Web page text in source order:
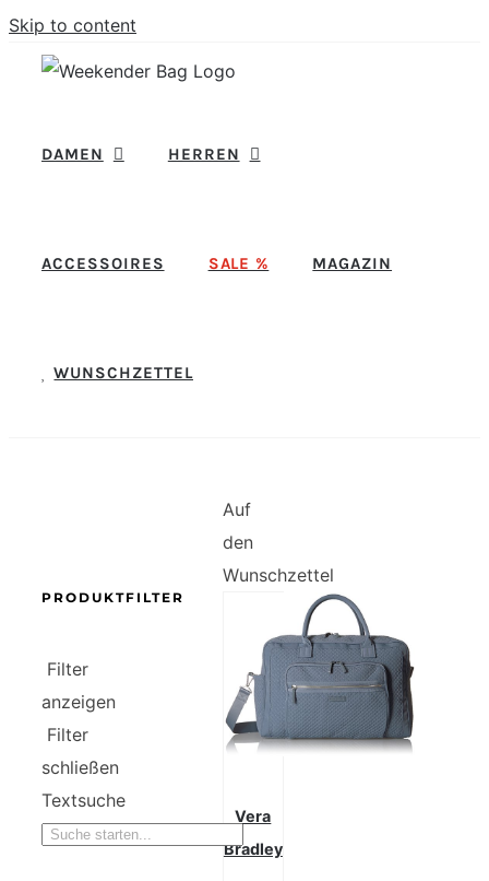
Skip to content
DAMEN HERREN
ACCESSOIRES SALE % MAGAZIN
WUNSCHZETTEL
Auf
den
Wunschzettel
Vera
Bradley
PRODUKTFILTER
Filter
anzeigen
Filter
schließen
Textsuche